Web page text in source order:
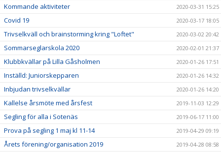
Kommande aktiviteter 2020-03-31 15:25
Covid 19 2020-03-17 18:05
Trivselkväll och brainstorming kring "Loftet" 2020-03-02 20:42
Sommarseglarskola 2020 2020-02-01 21:37
Klubbkvällar på Lilla Gåsholmen 2020-01-26 17:51
Inställd: Juniorskepparen 2020-01-26 14:32
Inbjudan trivselkvällar 2020-01-26 14:20
Kallelse årsmöte med årsfest 2019-11-03 12:29
Segling för alla i Sotenäs 2019-06-17 11:00
Prova på segling 1 maj kl 11-14 2019-04-29 09:19
Årets förening/organisation 2019 2019-04-28 08:58